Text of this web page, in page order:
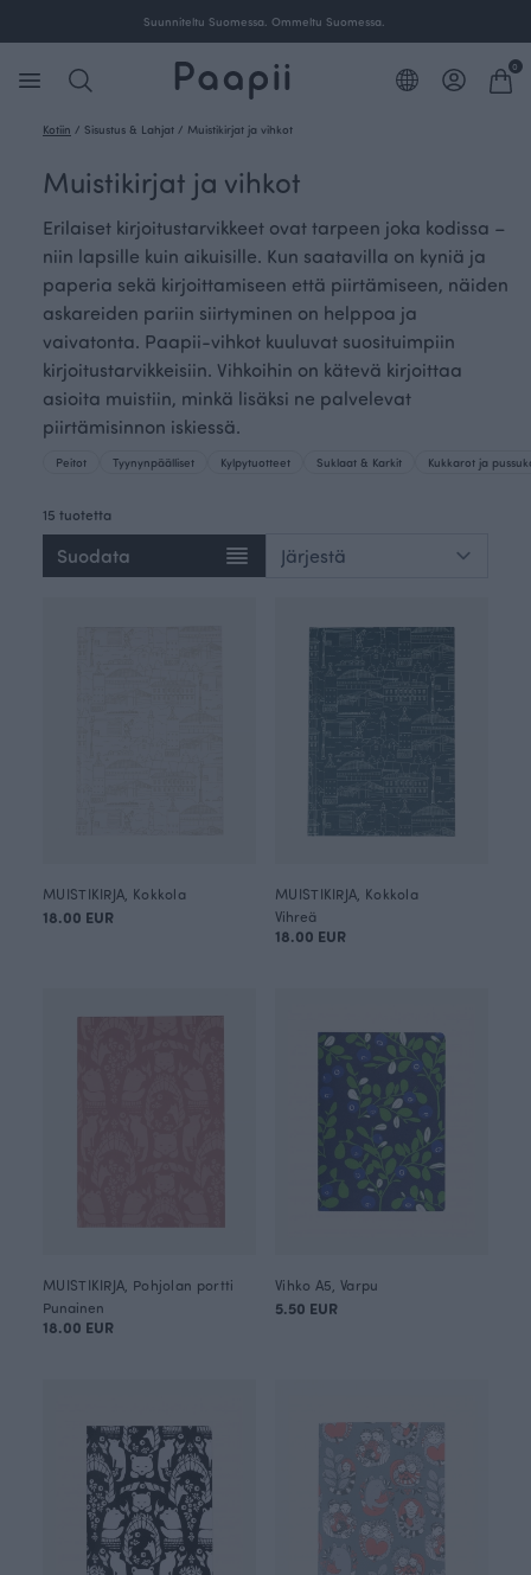
Suunniteltu Suomessa. Ommeltu Suomessa.
0
Kotiin / Sisustus & Lahjat / Muistikirjat ja vihkot
Muistikirjat ja vihkot
Erilaiset kirjoitustarvikkeet ovat tarpeen joka kodissa –
niin lapsille kuin aikuisille. Kun saatavilla on kyniä ja
paperia sekä kirjoittamiseen että piirtämiseen, näiden
askareiden pariin siirtyminen on helppoa ja
vaivatonta. Paapii-vihkot kuuluvat suosituimpiin
kirjoitustarvikkeisiin. Vihkoihin on kätevä kirjoittaa
asioita muistiin, minkä lisäksi ne palvelevat
piirtämisinnon iskiessä.
Peitot Tyynynpäälliset Kylpytuotteet Suklaat & Karkit Kukkarot ja
15 tuotetta
Suodata
MUISTIKIRJA, Kokkola
18.00 EUR
MUISTIKIRJA, Kokkola
Vihreä
18.00 EUR
MUISTIKIRJA, Pohjolan portti
Punainen
18.00 EUR
Vihko A5, Varpu
5.50 EUR